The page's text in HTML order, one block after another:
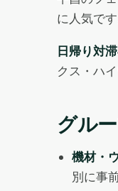
に人気で
日帰り対
クス・ハ
グル
機材・
別に事